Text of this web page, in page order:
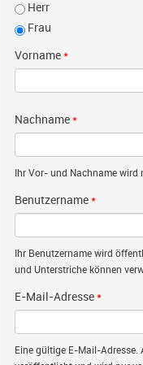
Herr
Frau
Vorname *
Nachname *
Ihr Vor- und Nachname
Benutzername *
Ihr Benutzername wird
und Unterstriche können
E-Mail-Adresse *
Eine gültige E-Mail-Adresse.